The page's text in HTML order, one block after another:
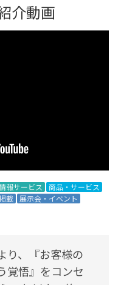
介動画
報サービス
商品・サービス
載
展示会・イベント
り、『お客様の
覚悟』をコンセ